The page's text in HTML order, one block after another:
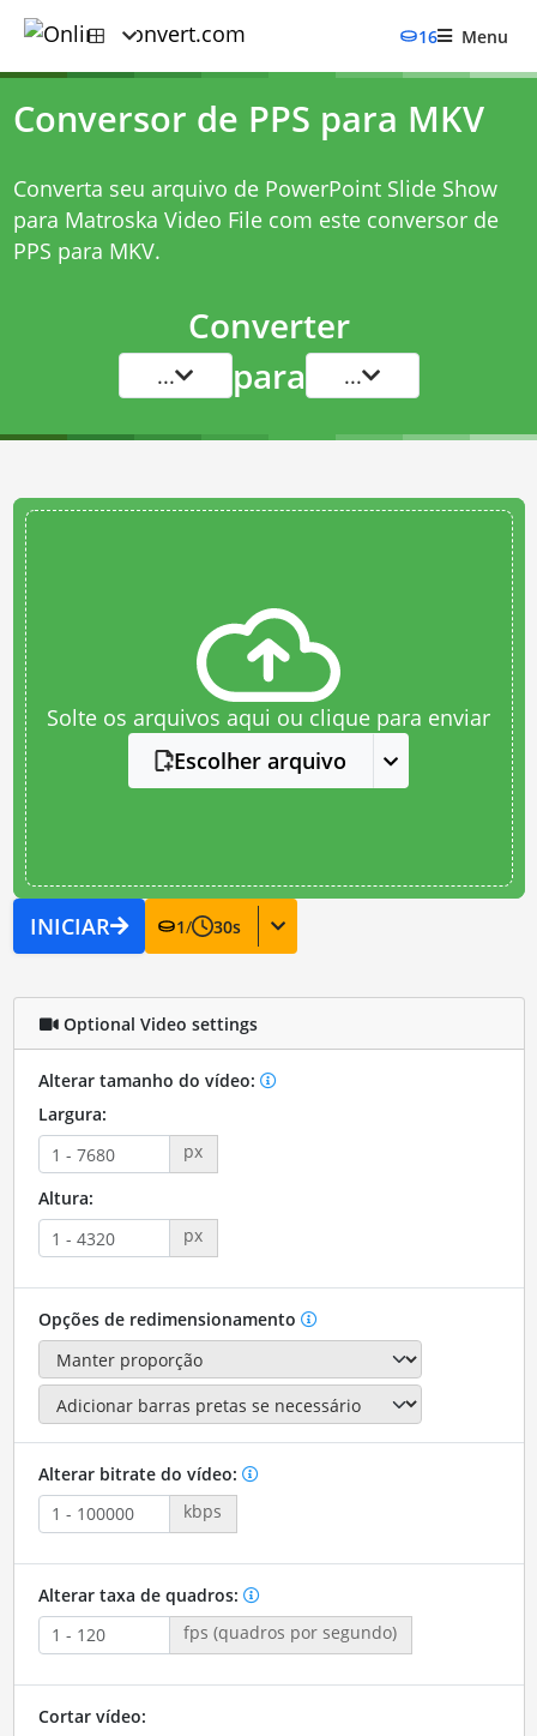
16 Menu
Conversor de PPS para MKV
Converta seu arquivo de PowerPoint Slide Show
para Matroska Video File com este conversor de
PPS para MKV.
Converter
... para ...
Solte os arquivos aqui ou clique para enviar
Escolher arquivo
INICIAR 1/ 30s
Optional Video settings
Alterar tamanho do vídeo:
Largura:
px
Altura:
px
Opções de redimensionamento
Alterar bitrate do vídeo:
kbps
Alterar taxa de quadros:
fps (quadros por segundo)
Cortar vídeo: